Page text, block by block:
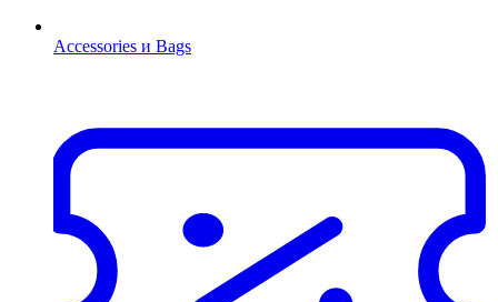
Accessories и Bags